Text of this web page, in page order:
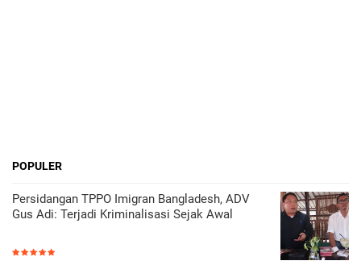
POPULER
Persidangan TPPO Imigran Bangladesh, ADV
Gus Adi: Terjadi Kriminalisasi Sejak Awal